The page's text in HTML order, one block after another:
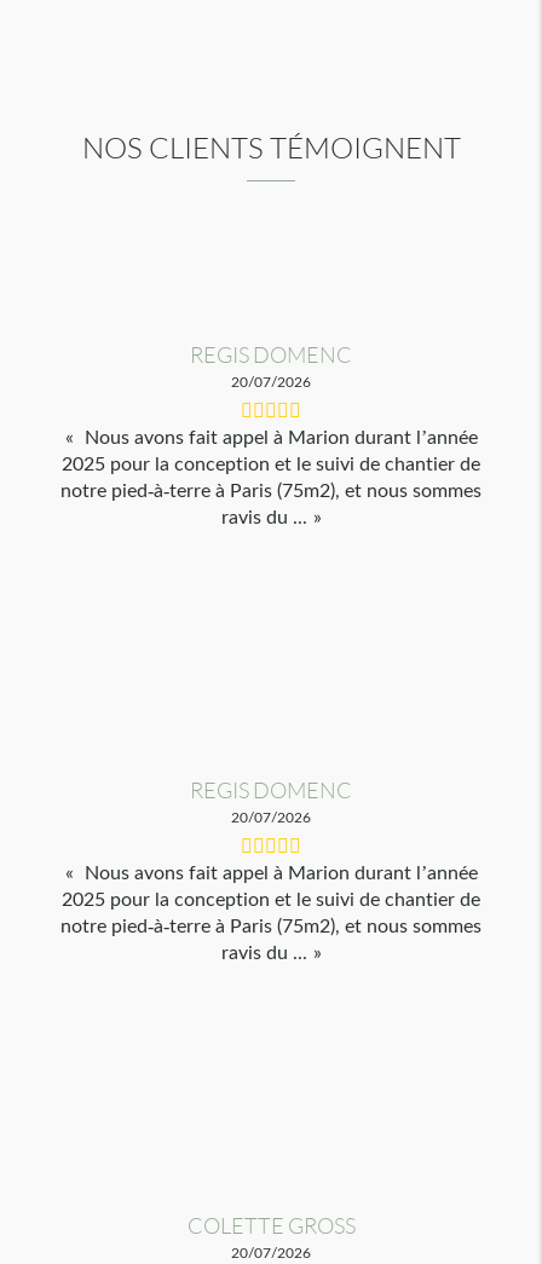
NOS CLIENTS TÉMOIGNENT
REGIS DOMENC
20/07/2026
Nous avons fait appel à Marion durant l’année
2025 pour la conception et le suivi de chantier de
notre pied-à-terre à Paris (75m2), et nous sommes
ravis du ...
REGIS DOMENC
20/07/2026
Nous avons fait appel à Marion durant l’année
2025 pour la conception et le suivi de chantier de
notre pied-à-terre à Paris (75m2), et nous sommes
ravis du ...
COLETTE GROSS
20/07/2026